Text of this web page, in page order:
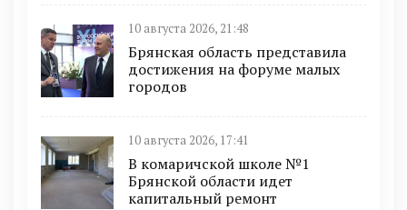
10 августа 2026, 21:48
Брянская область представила
достижения на форуме малых
городов
10 августа 2026, 17:41
В комаричской школе №1
Брянской области идет
капитальный ремонт